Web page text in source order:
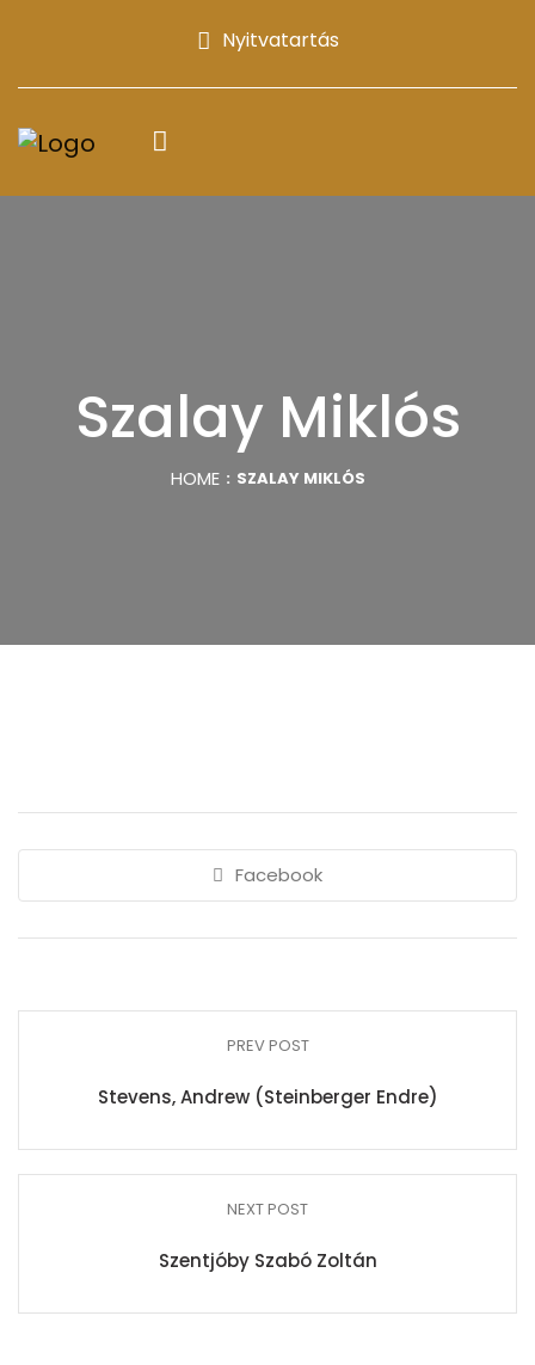
Nyitvatartás
Szalay Miklós
HOME SZALAY MIKLÓS
Facebook
PREV POST
Stevens, Andrew (Steinberger Endre)
NEXT POST
Szentjóby Szabó Zoltán